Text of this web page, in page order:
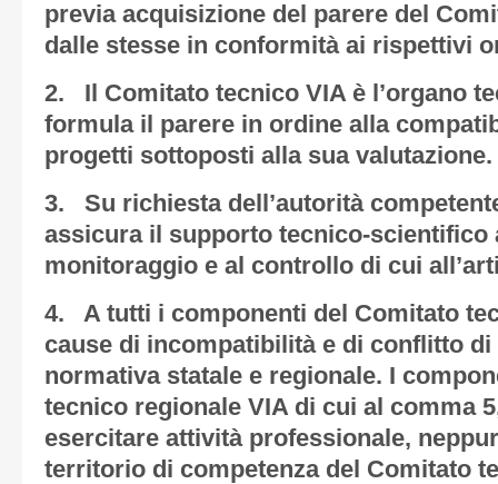
previa acquisizione del parere del
dalle stesse in conformità ai rispettivi
2. Il Comitato tecnico VIA è l’organo
formula il parere in ordine alla
progetti sottoposti alla sua valutazione.
3. Su richiesta dell’autorità
assicura il supporto tecnico-scientifico
monitoraggio e al controllo di cui
4. A tutti i componenti del Comitato
cause di incompatibilità e di conflitto
normativa statale e regionale. I
tecnico regionale VIA di cui al comma
esercitare attività professionale,
territorio di competenza del Comitato